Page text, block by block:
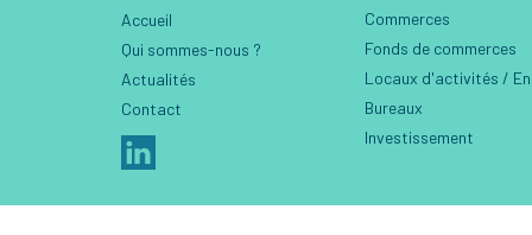
Accueil
Qui sommes-nous ?
Actualités
Contact
Commerces
Fonds de commerces
Locaux d'activités /
Bureaux
Investissement